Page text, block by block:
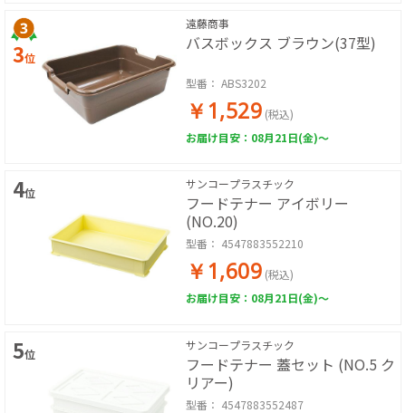
3位
遠藤商事
バスボックス ブラウン(37型)
型番： ABS3202
￥1,529 (税込)
お届け目安：08月21日(金)～
4位
サンコープラスチック
フードテナー アイボリー
(NO.20)
型番： 4547883552210
￥1,609 (税込)
お届け目安：08月21日(金)～
5位
サンコープラスチック
フードテナー 蓋セット (NO.5 ク
リアー)
型番： 4547883552487